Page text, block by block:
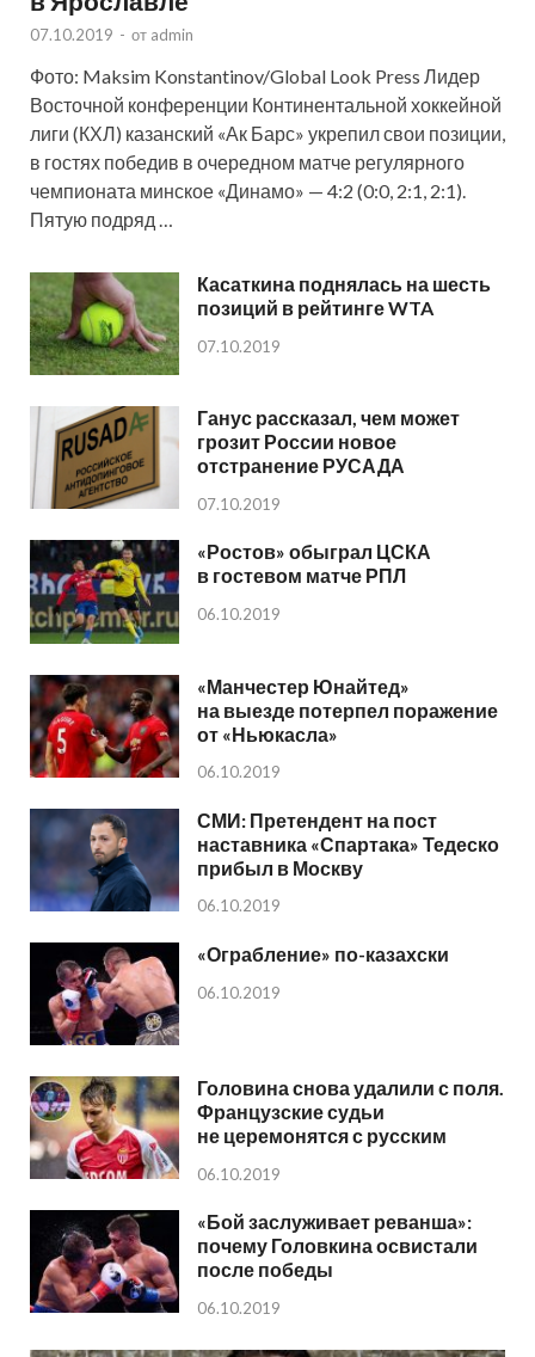
07.10.2019 - от admin
Фото: Maksim Konstantinov/Global Look Press Лидер
Восточной конференции Континентальной хоккейной
лиги (КХЛ) казанский «Ак Барс» укрепил свои позиции,
в гостях победив в очередном матче регулярного
чемпионата минское «Динамо» — 4:2 (0:0, 2:1, 2:1).
Пятую подряд …
Касаткина поднялась на шесть
позиций в рейтинге WTA
07.10.2019
Ганус рассказал, чем может
грозит России новое
отстранение РУСАДА
07.10.2019
«Ростов» обыграл ЦСКА
в гостевом матче РПЛ
06.10.2019
«Манчестер Юнайтед»
на выезде потерпел поражение
от «Ньюкасла»
06.10.2019
СМИ: Претендент на пост
наставника «Спартака» Тедеско
прибыл в Москву
06.10.2019
«Ограбление» по-казахски
06.10.2019
Головина снова удалили с поля.
Французские судьи
не церемонятся с русским
06.10.2019
«Бой заслуживает реванша»:
почему Головкина освистали
после победы
06.10.2019